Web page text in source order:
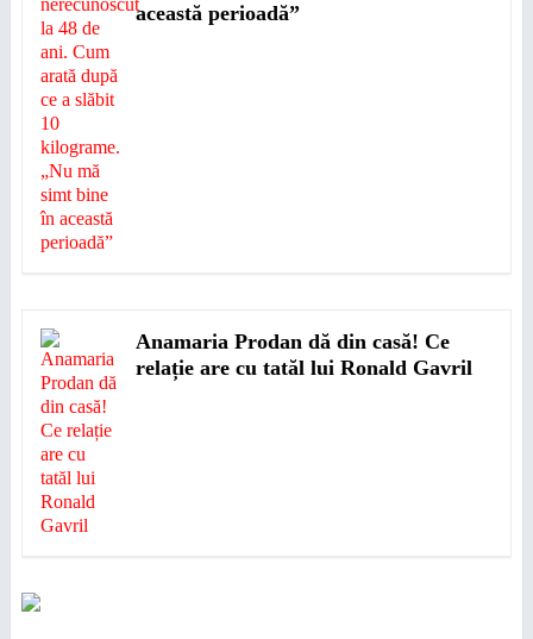
această perioadă”
Anamaria Prodan dă din casă! Ce
relație are cu tatăl lui Ronald Gavril